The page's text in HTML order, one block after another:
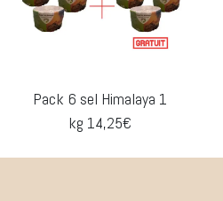
Pack 6 sel Himalaya 1
kg 14,25€